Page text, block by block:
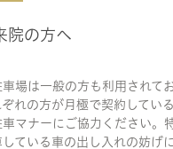
院の方へ
場は一般の方も利用されて
ぞれの方が月極で契約してい
マナーにご協力ください。
ている車の出し入れの妨げに